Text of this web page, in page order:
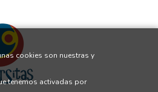
cookies son nuestras y
tenemos activadas por